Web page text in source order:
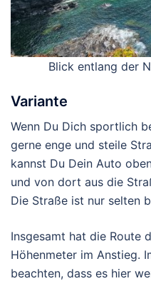
Blick entlang der
Variante
Wenn Du Dich sportlich
gerne enge und steile
kannst Du Dein Auto
und von dort aus die
Die Straße ist nur selten
Insgesamt hat die Route
Höhenmeter im Anstieg.
beachten, dass es hier